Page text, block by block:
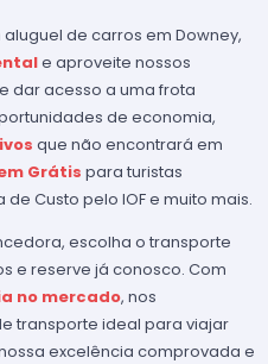
de carros em Downey,
e aproveite nossos
dar acesso a uma frota
de economia,
que não encontrará em
Grátis para turistas
Custo pelo IOF e muito mais.
escolha o transporte
e reserve já conosco. Com
no mercado, nos
transporte ideal para viajar
excelência comprovada e